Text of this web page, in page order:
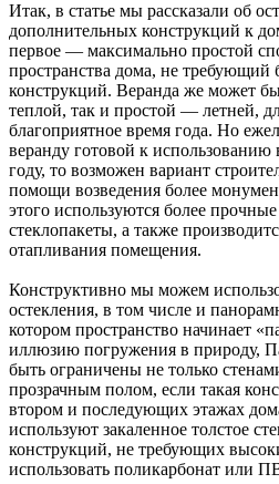
Итак, в статье мы рассказали об
дополнительных конструкций к
первое — максимально простой
пространства дома, не
конструкций. Веранда же может
теплой, так и простой — летней,
благоприятное время года. Но
веранду готовой к использованию
году, то возможен вариант
помощи возведения более
этого используются более
стеклопакеты, а также
отапливания помещения.
Конструктивно мы можем
остекления, в том числе и
котором пространство начинает
иллюзию погружения в природу,
быть ограничены не только
прозрачным полом, если такая
втором и последующих этажах
используют закаленное толстое
конструкций, не требующих
использовать поликарбонат или